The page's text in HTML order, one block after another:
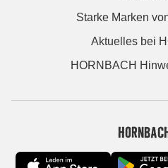
Starke Marken
Aktuelles bei
HORNBACH